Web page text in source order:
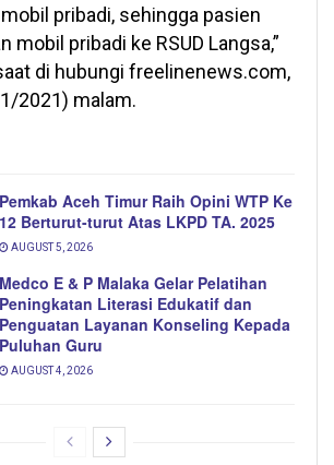
pribadi, sehingga pasien
mobil pribadi ke RSUD Langsa,”
di hubungi freelinenews.com,
2021) malam.
Pemkab Aceh Timur Raih Opini WTP Ke
12 Berturut-turut Atas LKPD TA. 2025
AUGUST 5, 2026
Medco E & P Malaka Gelar Pelatihan
Peningkatan Literasi Edukatif dan
Penguatan Layanan Konseling Kepada
Puluhan Guru
AUGUST 4, 2026